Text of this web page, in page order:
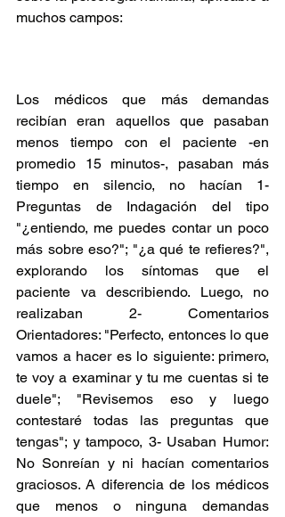
muchos campos:
Los médicos que más demandas
recibían eran aquellos que pasaban
menos tiempo con el paciente -en
promedio 15 minutos-, pasaban más
tiempo en silencio, no hacían 1-
Preguntas de Indagación del tipo
"¿entiendo, me puedes contar un poco
más sobre eso?"; "¿a qué te refieres?",
explorando los síntomas que el
paciente va describiendo. Luego, no
realizaban 2- Comentarios
Orientadores: "Perfecto, entonces lo que
vamos a hacer es lo siguiente: primero,
te voy a examinar y tu me cuentas si te
duele"; "Revisemos eso y luego
contestaré todas las preguntas que
tengas"; y tampoco, 3- Usaban Humor:
No Sonreían y ni hacían comentarios
graciosos. A diferencia de los médicos
que menos o ninguna demandas